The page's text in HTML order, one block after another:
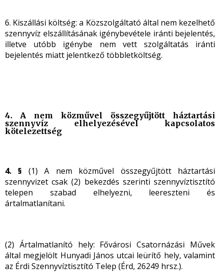
6. Kiszállási költség: a Közszolgáltató által nem kezelhető
szennyvíz elszállításának igénybevétele iránti bejelentés,
illetve utóbb igénybe nem vett szolgáltatás iránti
bejelentés miatt jelentkező többletköltség.
4. A nem közművel összegyűjtött háztartási
szennyvíz elhelyezésével kapcsolatos
kötelezettség
4. § (1) A nem közművel összegyűjtött háztartási
szennyvizet csak (2) bekezdés szerinti szennyvíztisztító
telepen szabad elhelyezni, leereszteni és
ártalmatlanítani.
(2) Ártalmatlanító hely: Fővárosi Csatornázási Művek
által megjelölt Hunyadi János utcai leürítő hely, valamint
az Érdi Szennyvíztisztító Telep (Érd, 26249 hrsz.).